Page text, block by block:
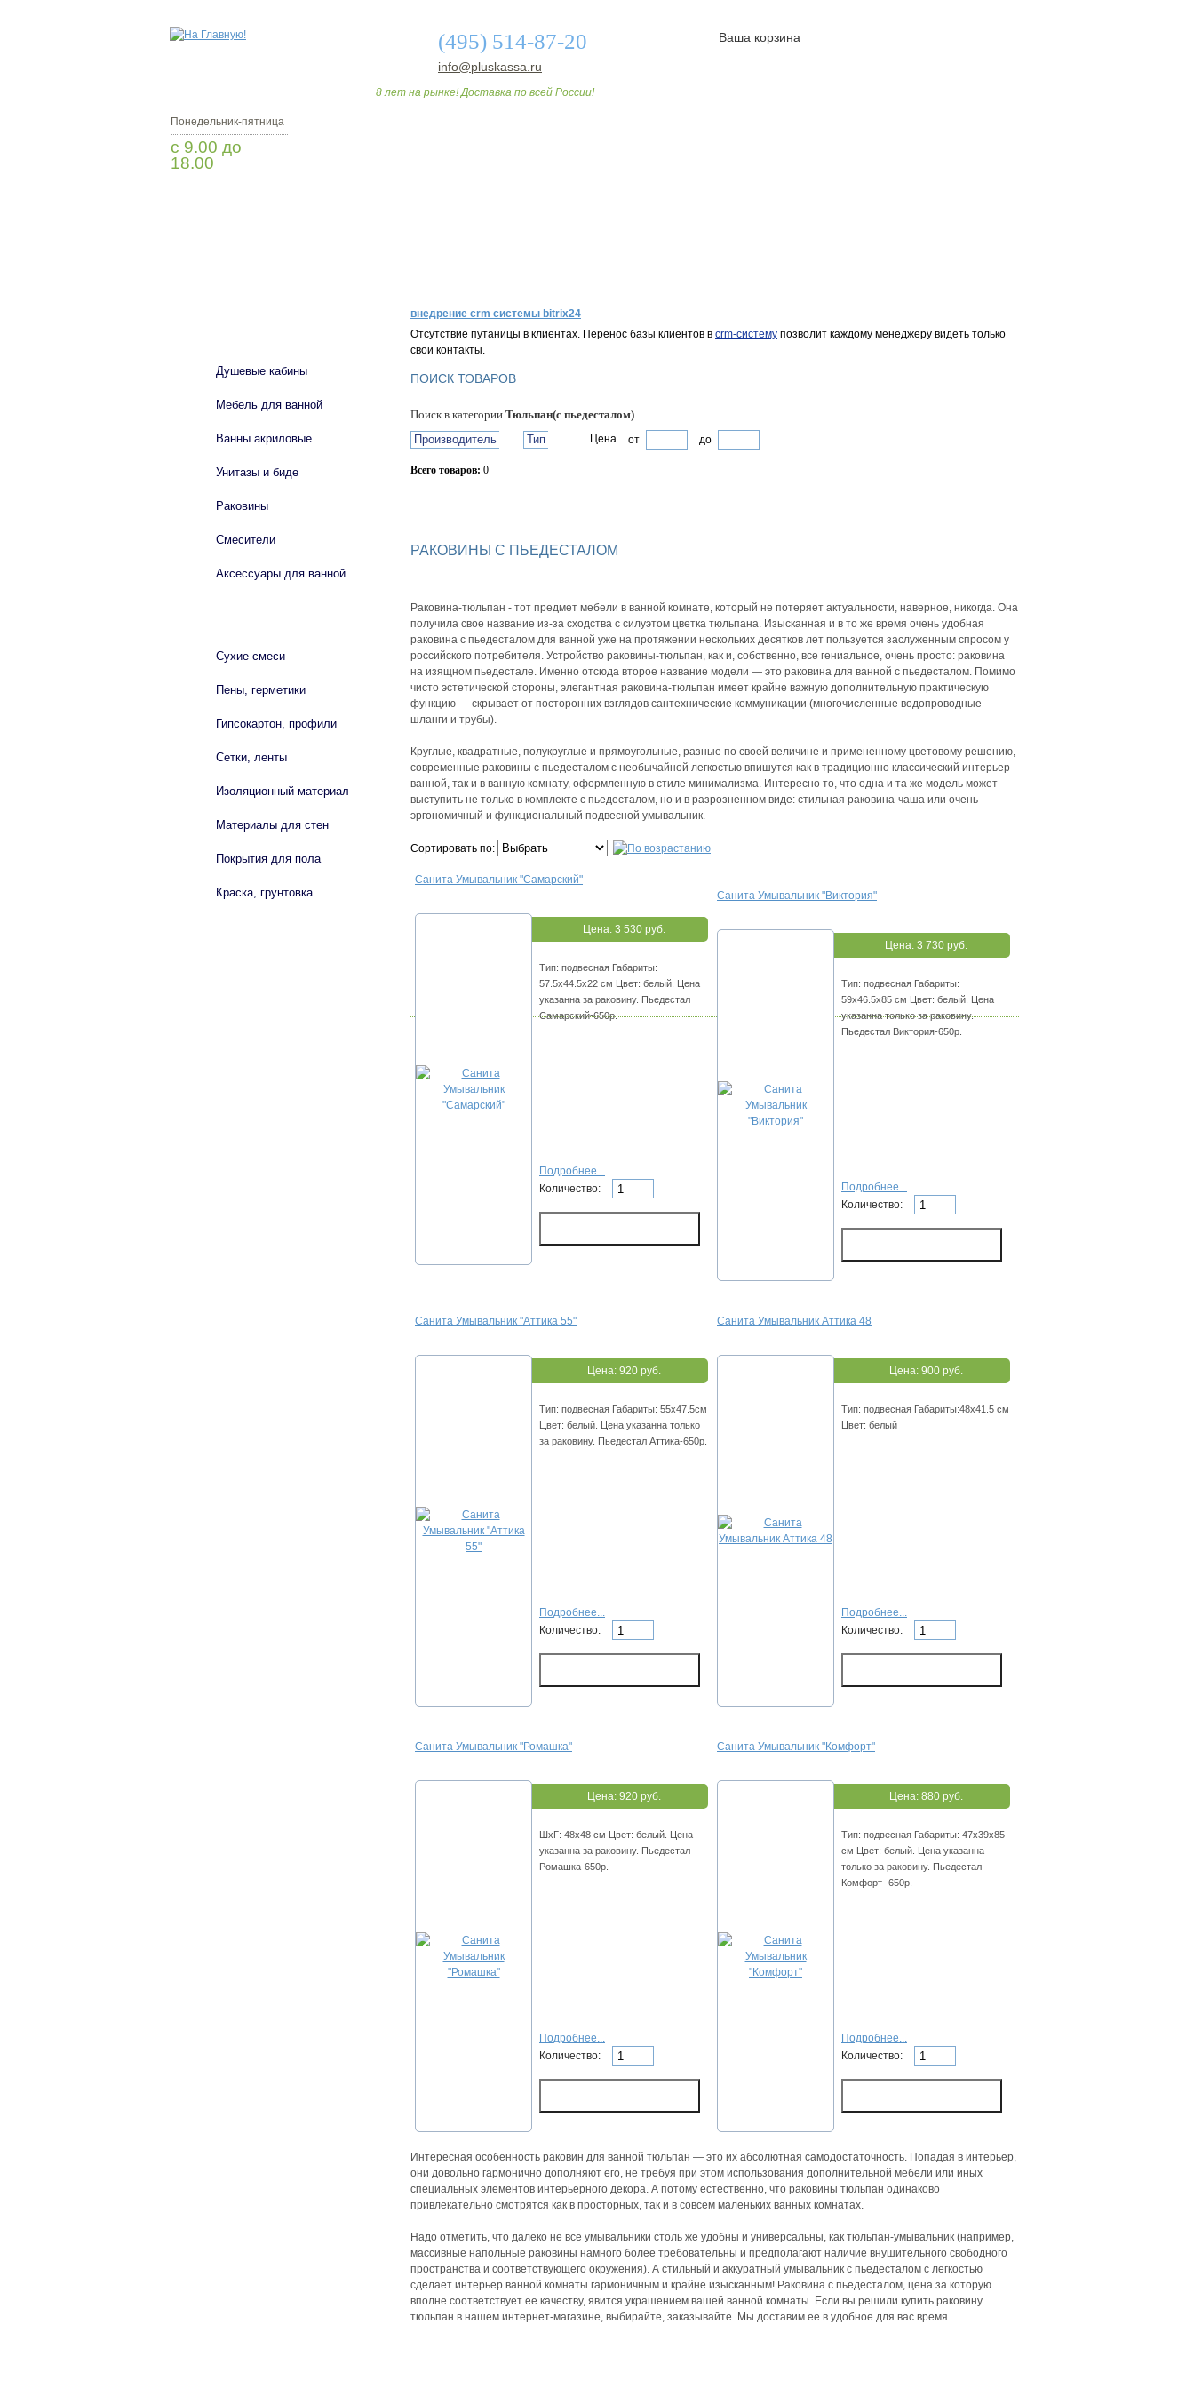
(495) 514-87-20
info@pluskassa.ru
8 лет на рынке! Доставка по всей России!
Ваша корзина
Понедельник-пятница
с 9.00 до
18.00
внедрение crm системы bitrix24
Отсутствие путаницы в клиентах. Перенос базы клиентов в crm-систему позволит каждому менеджеру видеть только
свои контакты.
ПОИСК ТОВАРОВ
Поиск в категории Тюльпан(с пьедесталом)
Производитель
Тип Цена от до
Всего товаров: 0
РАКОВИНЫ С ПЬЕДЕСТАЛОМ
Раковина-тюльпан - тот предмет мебели в ванной комнате, который не потеряет актуальности, наверное, никогда. Она
получила свое название из-за сходства с силуэтом цветка тюльпана. Изысканная и в то же время очень удобная
раковина с пьедесталом для ванной уже на протяжении нескольких десятков лет пользуется заслуженным спросом у
российского потребителя. Устройство раковины-тюльпан, как и, собственно, все гениальное, очень просто: раковина
на изящном пьедестале. Именно отсюда второе название модели — это раковина для ванной с пьедесталом. Помимо
чисто эстетической стороны, элегантная раковина-тюльпан имеет крайне важную дополнительную практическую
функцию — скрывает от посторонних взглядов сантехнические коммуникации (многочисленные водопроводные
шланги и трубы).
Круглые, квадратные, полукруглые и прямоугольные, разные по своей величине и примененному цветовому решению,
современные раковины с пьедесталом с необычайной легкостью впишутся как в традиционно классический интерьер
ванной, так и в ванную комнату, оформленную в стиле минимализма. Интересно то, что одна и та же модель может
выступить не только в комплекте с пьедесталом, но и в разрозненном виде: стильная раковина-чаша или очень
эргономичный и функциональный подвесной умывальник.
Сортировать по:
Санита Умывальник "Самарский"
Цена: 3 530 руб.
Тип: подвесная Габариты:
57.5х44.5х22 см Цвет: белый. Цена
указанна за раковину. Пьедестал
Самарский-650р.
Подробнее...
Количество:
Санита Умывальник "Виктория"
Цена: 3 730 руб.
Тип: подвесная Габариты:
59х46.5х85 см Цвет: белый. Цена
указанна только за раковину.
Пьедестал Виктория-650р.
Подробнее...
Количество:
Санита Умывальник "Аттика 55"
Цена: 920 руб.
Тип: подвесная Габариты: 55х47.5см
Цвет: белый. Цена указанна только
за раковину. Пьедестал Аттика-650р.
Подробнее...
Количество:
Санита Умывальник Аттика 48
Цена: 900 руб.
Тип: подвесная Габариты:48х41.5 см
Цвет: белый
Подробнее...
Количество:
Санита Умывальник "Ромашка"
Цена: 920 руб.
ШхГ: 48х48 см Цвет: белый. Цена
указанна за раковину. Пьедестал
Ромашка-650р.
Подробнее...
Количество:
Санита Умывальник "Комфорт"
Цена: 880 руб.
Тип: подвесная Габариты: 47х39х85
см Цвет: белый. Цена указанна
только за раковину. Пьедестал
Комфорт- 650р.
Подробнее...
Количество:
Интересная особенность раковин для ванной тюльпан — это их абсолютная самодостаточность. Попадая в интерьер,
они довольно гармонично дополняют его, не требуя при этом использования дополнительной мебели или иных
специальных элементов интерьерного декора. А потому естественно, что раковины тюльпан одинаково
привлекательно смотрятся как в просторных, так и в совсем маленьких ванных комнатах.
Надо отметить, что далеко не все умывальники столь же удобны и универсальны, как тюльпан-умывальник (например,
массивные напольные раковины намного более требовательны и предполагают наличие внушительного свободного
пространства и соответствующего окружения). А стильный и аккуратный умывальник с пьедесталом с легкостью
сделает интерьер ванной комнаты гармоничным и крайне изысканным! Раковина с пьедесталом, цена за которую
вполне соответствует ее качеству, явится украшением вашей ванной комнаты. Если вы решили купить раковину
тюльпан в нашем интернет-магазине, выбирайте, заказывайте. Мы доставим ее в удобное для вас время.
Душевые кабины
Мебель для ванной
Ванны акриловые
Унитазы и биде
Раковины
Смесители
Аксессуары для ванной
Сухие смеси
Пены, герметики
Гипсокартон, профили
Сетки, ленты
Изоляционный материал
Материалы для стен
Покрытия для пола
Краска, грунтовка